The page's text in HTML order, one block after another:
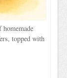
topped with